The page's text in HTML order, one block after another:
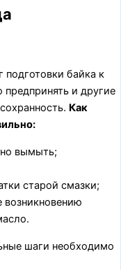
байка к
и другие
Как
вымыть;
старой смазки;
возникновению
шаги необходимо